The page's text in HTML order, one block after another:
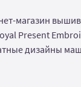
магазин
Present
дизайны